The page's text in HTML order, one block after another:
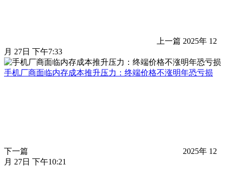
上一篇 2025年 12
月 27日 下午7:33
手机厂商面临内存成本推升压力：终端价格不涨明年恐亏损
下一篇
2025年 12
月 27日 下午10:21